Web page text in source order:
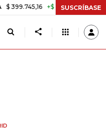
+$ 2.295,71 +0,58% TASA
SUSCRÍBASE